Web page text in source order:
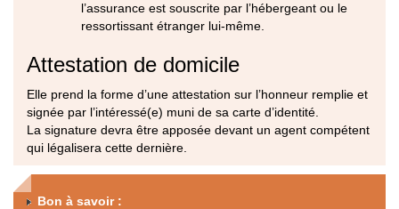
l’assurance est souscrite par l’hébergeant ou le
ressortissant étranger lui-même.
Attestation de domicile
Elle prend la forme d’une attestation sur l’honneur remplie et
signée par l’intéressé(e) muni de sa carte d’identité.
La signature devra être apposée devant un agent compétent
qui légalisera cette dernière.
Bon à savoir :